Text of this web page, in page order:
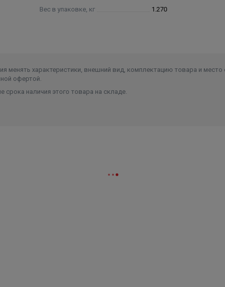
Вес в упаковке, кг 1.270
менять характеристики, внешний вид, комплектацию товара и место
офертой.
наличия этого товара на складе.